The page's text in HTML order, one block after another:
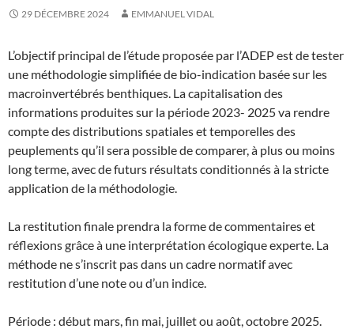
29 DÉCEMBRE 2024 EMMANUEL VIDAL
L’objectif principal de l’étude proposée par l’ADEP est de tester
une méthodologie simplifiée de bio-indication basée sur les
macroinvertébrés benthiques. La capitalisation des
informations produites sur la période 2023- 2025 va rendre
compte des distributions spatiales et temporelles des
peuplements qu’il sera possible de comparer, à plus ou moins
long terme, avec de futurs résultats conditionnés à la stricte
application de la méthodologie.
La restitution finale prendra la forme de commentaires et
réflexions grâce à une interprétation écologique experte. La
méthode ne s’inscrit pas dans un cadre normatif avec
restitution d’une note ou d’un indice.
Période : début mars, fin mai, juillet ou août, octobre 2025.